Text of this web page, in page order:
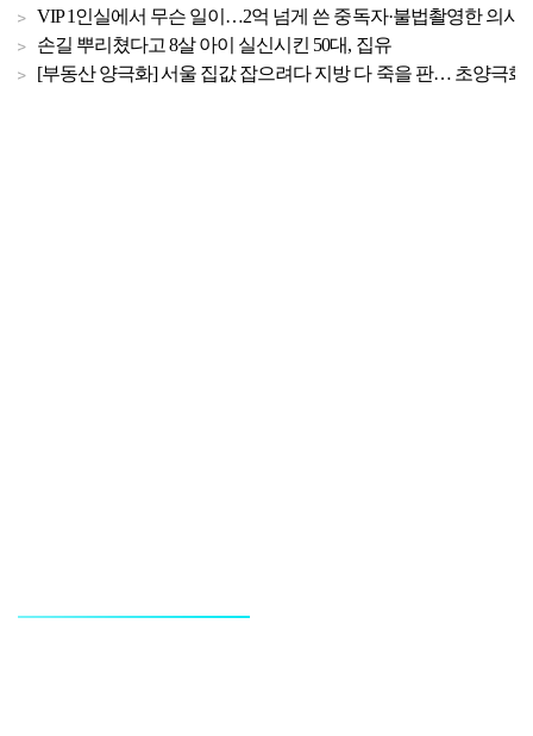
VIP 1인실에서 무슨 일이…2억 넘게 쓴 중독자·불법촬영한 의사
손길 뿌리쳤다고 8살 아이 실신시킨 50대, 집유
[부동산 양극화] 서울 집값 잡으려다 지방 다 죽을 판… 초양극화